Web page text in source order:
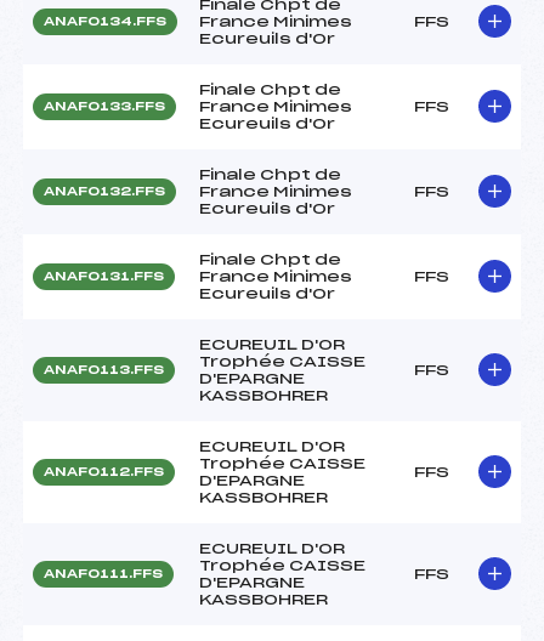
ANAF0134.FFS
Finale Chpt de
France Minimes
Ecureuils d'Or
FFS
ANAF0133.FFS
Finale Chpt de
France Minimes
Ecureuils d'Or
FFS
ANAF0132.FFS
Finale Chpt de
France Minimes
Ecureuils d'Or
FFS
ANAF0131.FFS
Finale Chpt de
France Minimes
Ecureuils d'Or
FFS
ANAF0113.FFS
ECUREUIL D'OR
Trophée CAISSE
D'EPARGNE
KASSBOHRER
FFS
ANAF0112.FFS
ECUREUIL D'OR
Trophée CAISSE
D'EPARGNE
KASSBOHRER
FFS
ANAF0111.FFS
ECUREUIL D'OR
Trophée CAISSE
D'EPARGNE
KASSBOHRER
FFS